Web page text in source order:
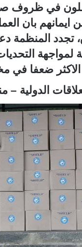
في ظروف
من ايمانهم بان
تجدد المنظمة
لمواجهة
ضعفا في
الدولية –